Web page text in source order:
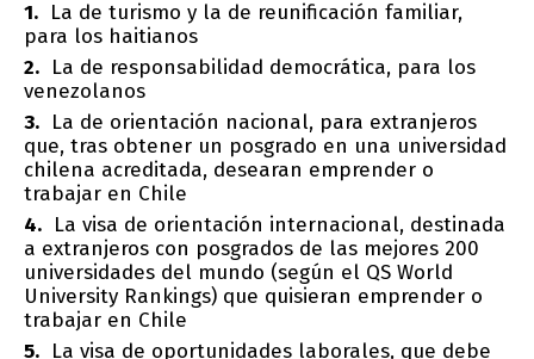
La de turismo y la de reunificación familiar,
para los haitianos
La de responsabilidad democrática, para los
venezolanos
La de orientación nacional, para extranjeros
que, tras obtener un posgrado en una universidad
chilena acreditada, desearan emprender o
trabajar en Chile
La visa de orientación internacional, destinada
a extranjeros con posgrados de las mejores 200
universidades del mundo (según el QS World
University Rankings) que quisieran emprender o
trabajar en Chile
La visa de oportunidades laborales, que debe